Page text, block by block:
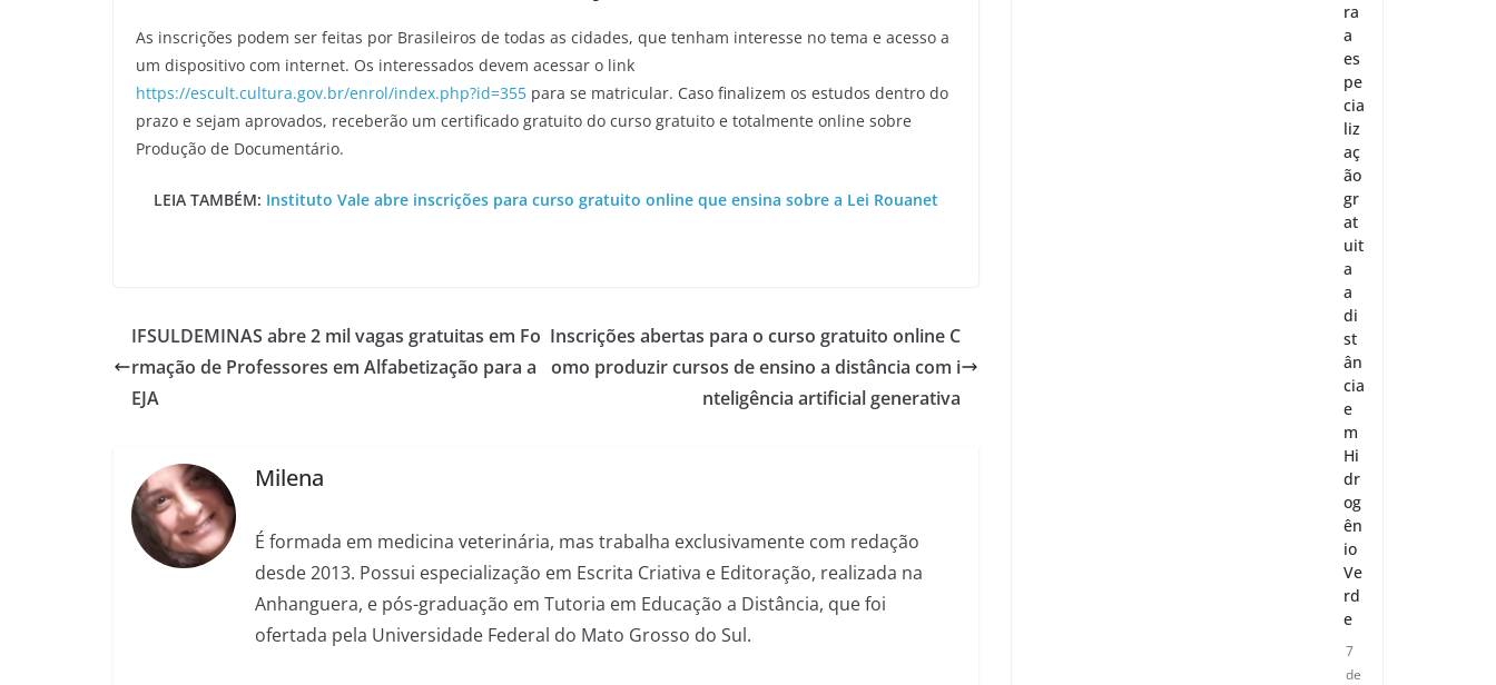
As inscrições podem ser feitas por Brasileiros de todas as cidades, que tenham interesse no tema e acesso a
um dispositivo com internet. Os interessados devem acessar o link
https://escult.cultura.gov.br/enrol/index.php?id=355 para se matricular. Caso finalizem os estudos dentro do
prazo e sejam aprovados, receberão um certificado gratuito do curso gratuito e totalmente online sobre
Produção de Documentário.
LEIA TAMBÉM: Instituto Vale abre inscrições para curso gratuito online que ensina sobre a Lei Rouanet
IFSULDEMINAS abre 2 mil vagas gratuitas em Fo
rmação de Professores em Alfabetização para a
EJA
Inscrições abertas para o curso gratuito online C
omo produzir cursos de ensino a distância com i
nteligência artificial generativa
Milena
É formada em medicina veterinária, mas trabalha exclusivamente com redação
desde 2013. Possui especialização em Escrita Criativa e Editoração, realizada na
Anhanguera, e pós-graduação em Tutoria em Educação a Distância, que foi
ofertada pela Universidade Federal do Mato Grosso do Sul.
ra
a
es
pe
cia
liz
aç
ão
gr
at
uit
a
a
di
st
ân
cia
e
m
Hi
dr
og
ên
io
Ve
rd
e
7
de